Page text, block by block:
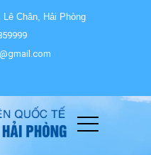
Chân, Hải Phòng